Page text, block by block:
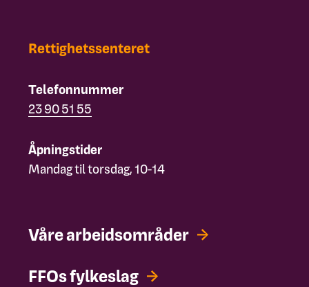
Rettighetssenteret
Telefonnummer
23 90 51 55
Åpningstider
Mandag til torsdag, 10-14
Våre arbeidsområder
FFOs fylkeslag